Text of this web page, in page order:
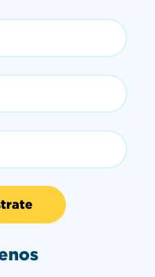
(requerido)
(requerido)
Electrónico